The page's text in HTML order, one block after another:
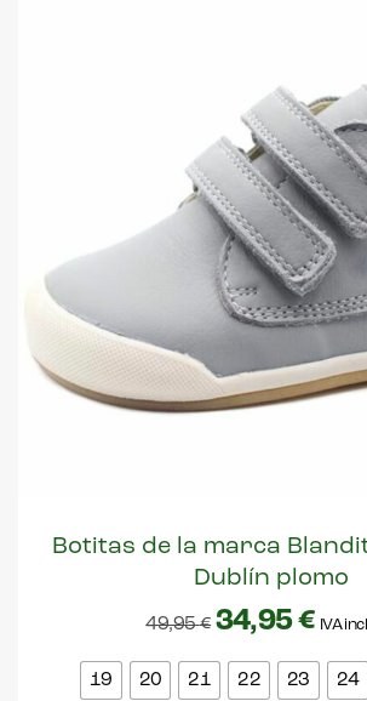
Botitas de la marca
Dublín plomo
49,95€ 34,95€ IVA
19 20 21 22 23 24